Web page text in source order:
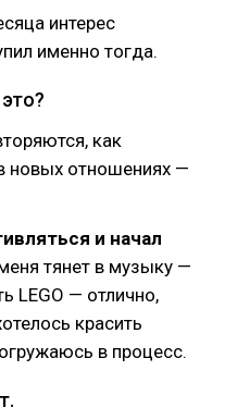
интерес
именно тогда.
как
новых отношениях —
и начал
тянет в музыку —
LEGO — отлично,
красить
в процесс.